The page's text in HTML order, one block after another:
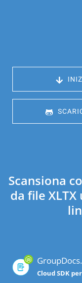
Scansiona
da file
Cloud SDK